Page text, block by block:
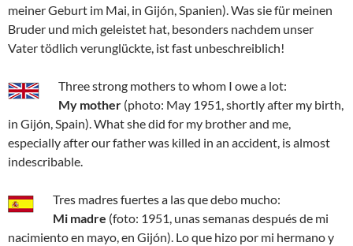
meiner Geburt im Mai, in Gijón, Spanien). Was sie für meinen
Bruder und mich geleistet hat, besonders nachdem unser
Vater tödlich verunglückte, ist fast unbeschreiblich!
Three strong mothers to whom I owe a lot:
My mother (photo: May 1951, shortly after my birth,
in Gijón, Spain). What she did for my brother and me,
especially after our father was killed in an accident, is almost
indescribable.
Tres madres fuertes a las que debo mucho:
Mi madre (foto: 1951, unas semanas después de mi
nacimiento en mayo, en Gijón). Lo que hizo por mi hermano y